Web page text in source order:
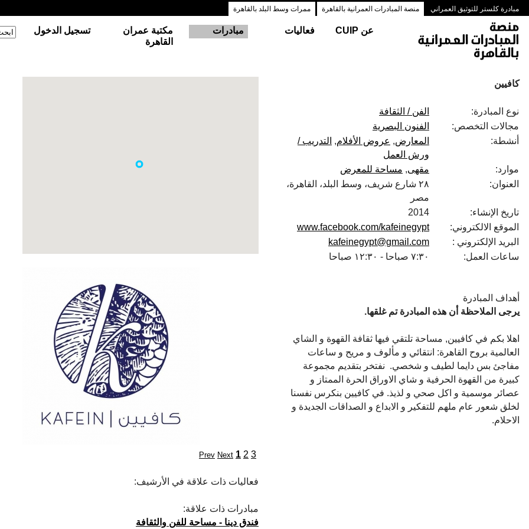
مبادرة كلستر للتوثيق العمراني منصة المبادرات العمرانية بالقاهرة ممرات وسط البلد بالقاهرة
عن CUIP فعاليات مبادرات
مكتبة عمران
القاهرة
تسجيل الدخول
كافيين
نوع المبادرة:
الفن / الثقافة
مجالات التخصص:
الفنون البصرية
أنشطة:
المعارض عروض الأفلام
التدريب /
ورش العمل
موارد:
مقهى مساحة للمعرض
العنوان:
٢٨ شارع شريف، وسط البلد، القاهرة،
مصر
تاريخ الإنشاء:
2014
الموقع الالكتروني:
www.facebook.com/kafeinegypt
البريد الإلكتروني :
kafeinegypt@gmail.com
ساعات العمل:
٧:٣٠ صباحا - ١٢:٣٠ صباحا
أهداف المبادرة
يرجى الملاحظة أن هذه المبادرة تم غلقها.
اهلا بكم في كافيين, مساحة تلتقي فيها ثقافة القهوة و الشاي
العالمية بروح القاهرة: انتقائي و مألوف و مريح و ساعات
مفاجئ بس دايما لطيف و شخصي. نفتخر بتقديم مجموعة
كبيرة من القهوة الحرفية و شاي الاوراق الحرة الممتاز و
عصائر موسمية و اكل صحي و لذيذ. في كافيين بنكرس نفسنا
لخلق شعور عام ملهم للتفكير و الابداع و الصداقات الجديدة و
الاحلام.
Prev Next 1 2 3
فعاليات ذات علاقة في الأرشيف:
مبادرات ذات علاقة:
فندق دينا - مساحة للفن والثقافة